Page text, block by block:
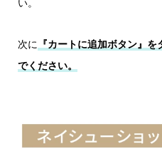
次に 『カートに追加ボタン』
でください。